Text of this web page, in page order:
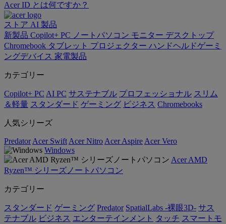
Acer ID とは何ですか？
ストア AI 製品
新製品 Copilot+ PC ノートパソコン モニター デスクトップ
Chromebook タブレット プロジェクター ハンドヘルドゲーミ
ングデバイス 家電製品
カテゴリー
Copilot+ PC AI PC サステナブル プロフェッショナル スリム
＆軽量 スタンダード ゲーミング ビジネス Chromebooks
人気シリーズ
Predator Acer Swift Acer Nitro Acer Aspire Acer Vero
Windows
Acer AMD
Ryzen™ シリーズノートパソコン
カテゴリー
スタンダード ゲーミング Predator SpatialLabs -裸眼3D- サス
テナブル ビジネス エンターテインメント タッチ スマートモ